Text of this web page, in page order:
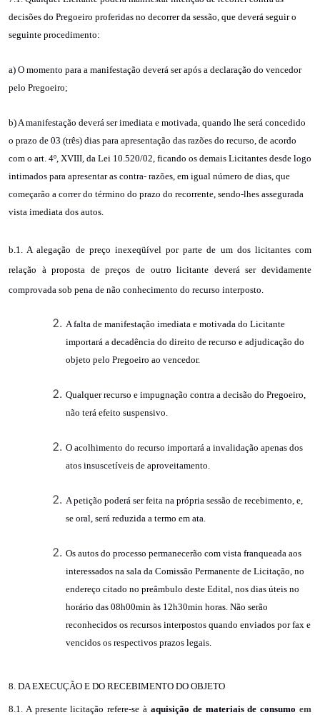
decisões do Pregoeiro proferidas no decorrer da sessão, que deverá seguir o
seguinte procedimento:
a) O momento para a manifestação deverá ser após a declaração do vencedor
pelo Pregoeiro;
b) A manifestação deverá ser imediata e motivada, quando lhe será concedido
o prazo de 03 (três) dias para apresentação das razões do recurso, de acordo
com o art. 4º, XVIII, da Lei 10.520/02, ficando os demais Licitantes desde logo
intimados para apresentar as contra- razões, em igual número de dias, que
começarão a correr do término do prazo do recorrente, sendo-lhes assegurada
vista imediata dos autos.
b.1. A alegação de preço inexeqüível por parte de um dos licitantes com
relação à proposta de preços de outro licitante deverá ser devidamente
comprovada sob pena de não conhecimento do recurso interposto.
A falta de manifestação imediata e motivada do Licitante
importará a decadência do direito de recurso e adjudicação do
objeto pelo Pregoeiro ao vencedor.
Qualquer recurso e impugnação contra a decisão do Pregoeiro,
não terá efeito suspensivo.
O acolhimento do recurso importará a invalidação apenas dos
atos insuscetíveis de aproveitamento.
A petição poderá ser feita na própria sessão de recebimento, e,
se oral, será reduzida a termo em ata.
Os autos do processo permanecerão com vista franqueada aos
interessados na sala da Comissão Permanente de Licitação, no
endereço citado no preâmbulo deste Edital, nos dias úteis no
horário das 08h00min às 12h30min horas. Não serão
reconhecidos os recursos interpostos quando enviados por fax e
vencidos os respectivos prazos legais.
8. DA EXECUÇÃO E DO RECEBIMENTO DO OBJETO
8.1. A presente licitação refere-se à aquisição de materiais de consumoem